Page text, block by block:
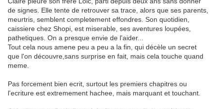
de signes. Elle tente de retrouver sa trace, alors que ses parents,
meurtris, semblent completement effondres. Son quotidien,
caissiere chez Shopi, est miserable, ses aventures loupées,
pathetiques. On a presque envie de l'aider...
Tout cela nous amene peu a peu a la fin, qui décèle un secret
que l'on découvre,sans surprise en fait, mais cela touche quand
meme.
Pas forcement bien ecrit, surtout les premiers chapitres ou
l'ecriture est extremement hachee, mais marquant et touchant.